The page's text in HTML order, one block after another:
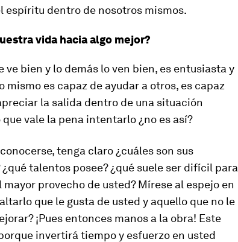
espíritu dentro de nosotros mismos.
vida hacia algo mejor?
ve bien y lo demás lo ven bien, es entusiasta y
es capaz de ayudar a otros, es capaz
la salida dentro de una situación
vale la pena intentarlo ¿no es así?
tenga claro ¿cuáles son sus
talentos posee? ¿qué suele ser difícil para
provecho de usted? Mírese al espejo en
que le gusta de usted y aquello que no le
¡Pues entonces manos a la obra! Este
invertirá tiempo y esfuerzo en usted